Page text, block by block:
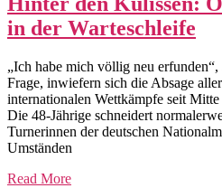
in der Warteschleife
„Ich habe mich völlig neu
Frage, inwiefern sich die Absage
internationalen Wettkämpfe seit
Die 48-Jährige schneidert
Turnerinnen der deutschen
Umständen
Read More